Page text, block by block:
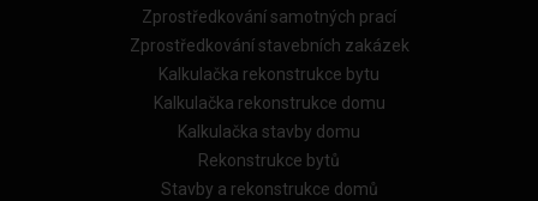
Zprostředkování samotných prací
Zprostředkování stavebních zakázek
Kalkulačka rekonstrukce bytu
Kalkulačka rekonstrukce domu
Kalkulačka stavby domu
Rekonstrukce bytů
Stavby a rekonstrukce domů